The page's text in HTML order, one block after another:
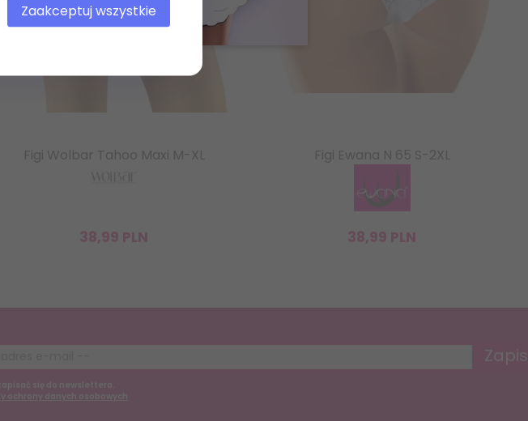
Figi Wolbar Tahoo Maxi M-XL
38,99 PLN
Figi Ewana N 65 S-2XL
38,99 PLN
się do newslettera.
ochrony danych osobowych
Zaakceptuj wszystkie